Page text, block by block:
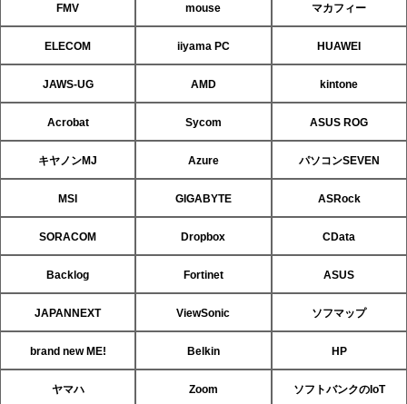
FMV mouse マカフィー
ELECOM iiyama PC HUAWEI
JAWS-UG AMD kintone
Acrobat Sycom ASUS ROG
キヤノンMJ Azure パソコンSEVEN
MSI GIGABYTE ASRock
SORACOM Dropbox CData
Backlog Fortinet ASUS
JAPANNEXT ViewSonic ソフマップ
brand new ME! Belkin HP
ヤマハ Zoom ソフトバンクのIoT